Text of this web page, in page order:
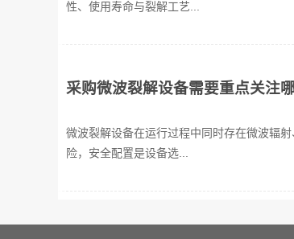
性、使用寿命与裂解工艺...
采购微波裂解设备需要重点关注
微波裂解设备在运行过程中同时存在微波辐
险，安全配置是设备选...